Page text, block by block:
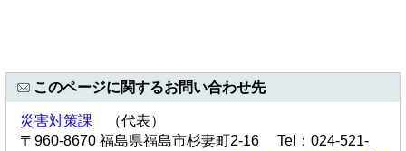
このページに関するお問い合わせ先
災害対策課 （代表）
〒960-8670 福島県福島市杉妻町2-16 Tel：024-521-